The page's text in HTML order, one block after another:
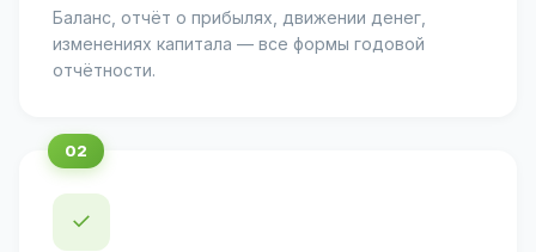
Баланс, отчёт о прибылях, движении денег,
изменениях капитала — все формы годовой
отчётности.
✓